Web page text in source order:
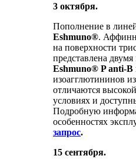
3 октября.
Пополнение в
Eshmuno®.
на поверхности
представлена
Eshmuno® P anti-B
изоагглютининов
отличаются
условиях и
Подробную
особенностях
запрос.
15 сентября.